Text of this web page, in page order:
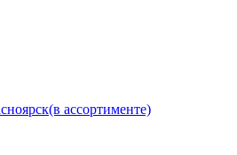
ассортименте)